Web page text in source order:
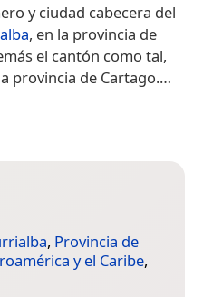
y ciudad cabecera del
, en la provincia de
el cantón como tal,
provincia de Cartago.​…
, Provincia de
y el Caribe,